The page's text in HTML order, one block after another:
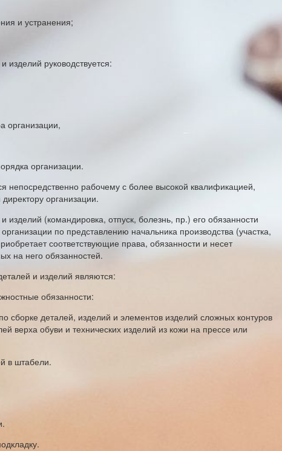
и устранения;
изделий руководствуется:
организации,
организации.
непосредственно рабочему с более высокой квалификацией,
организации.
изделий (командировка, отпуск, болезнь, пр.) его обязанности
по представлению начальника производства (участка,
соответствующие права, обязанности и несет
на него обязанностей.
и изделий являются:
обязанности:
деталей, изделий и элементов изделий сложных контуров
верха обуви и технических изделий из кожи на прессе или
в штабели.